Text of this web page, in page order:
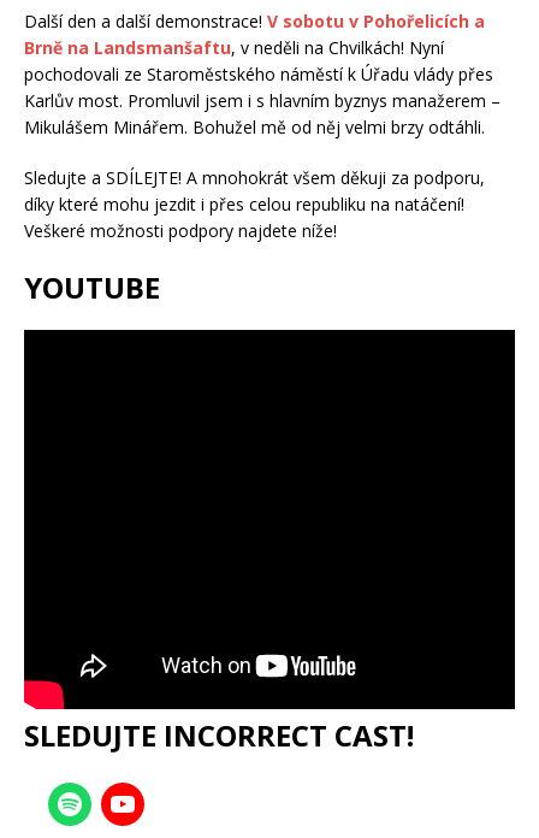
Další den a další demonstrace! V sobotu v Pohořelicích a
Brně na Landsmanšaftu, v neděli na Chvilkách! Nyní
pochodovali ze Staroměstského náměstí k Úřadu vlády přes
Karlův most. Promluvil jsem i s hlavním byznys manažerem –
Mikulášem Minářem. Bohužel mě od něj velmi brzy odtáhli.
Sledujte a SDÍLEJTE! A mnohokrát všem děkuji za podporu,
díky které mohu jezdit i přes celou republiku na natáčení!
Veškeré možnosti podpory najdete níže!
YOUTUBE
SLEDUJTE INCORRECT CAST!